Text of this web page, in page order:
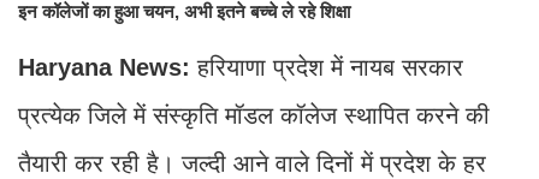
इन कॉलेजों का हुआ चयन, अभी इतने बच्चे ले रहे शिक्षा
Haryana News: हरियाणा प्रदेश में नायब सरकार
प्रत्येक जिले में संस्कृति मॉडल कॉलेज स्थापित करने की
तैयारी कर रही है। जल्दी आने वाले दिनों में प्रदेश के हर